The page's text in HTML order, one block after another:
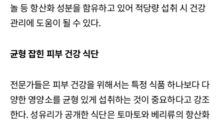
놀 등 항산화 성분을 함유하고 있어 적당량 섭취 시 건강
관리에 도움이 될 수 있다.
균형 잡힌 피부 건강 식단
전문가들은 피부 건강을 위해서는 특정 식품 하나보다 다
양한 영양소를 균형 있게 섭취하는 것이 중요하다고 강조
한다. 성유리가 공개한 식단은 토마토와 베리류의 항산화